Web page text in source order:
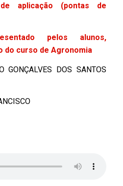
aplicação (pontas de
pelos alunos,
do curso de Agronomia
GONÇALVES DOS SANTOS